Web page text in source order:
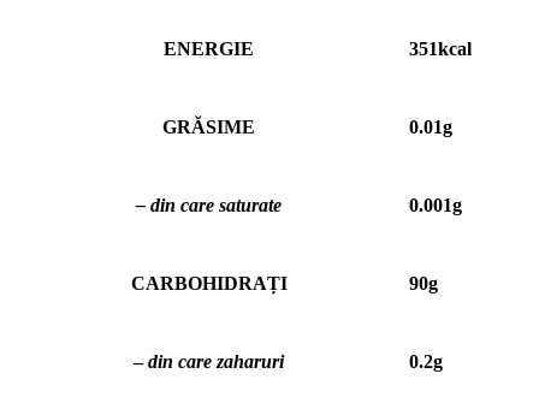
ENERGIE 351kcаl
GRĂSIME 0.01g
– din care saturate 0.001g
CARBOHIDRAȚI 90g
–din care zaharuri 0.2g